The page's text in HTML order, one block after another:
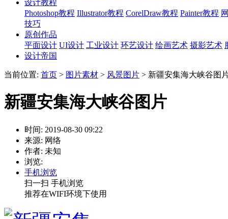
设计教程
Photoshop教程 Illustrator教程 CorelDraw教程 Painter教程
技巧
原创作品
平面设计 UI设计 工业设计 环艺设计 绘画艺术 摄影艺术
设计帝国
当前位置: 首页 > 图片素材 > 风景图片 > 新疆安集海大峡谷图
新疆安集海大峡谷图片
时间: 2019-08-30 09:22
来源: 网络
作者: 未知
浏览:
手机浏览
扫一扫 手机浏览
推荐在WIFI环境下使用